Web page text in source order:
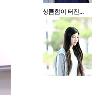
상큼함이 터진...